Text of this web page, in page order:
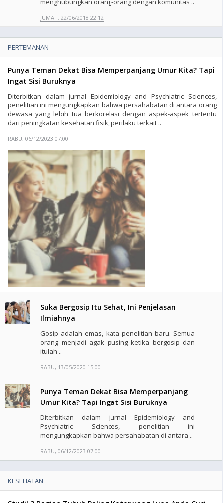
menghubungkan orang-orang dengan komunitas ..
JUMAT, 22/06/2018 22:12
PERTEMANAN
Punya Teman Dekat Bisa Memperpanjang Umur Kita? Tapi
Ingat Sisi Buruknya
Diterbitkan dalam jurnal Epidemiology and Psychiatric Sciences,
penelitian ini mengungkapkan bahwa persahabatan di antara orang
dewasa yang lebih tua berkorelasi dengan aspek-aspek tertentu
dari peningkatan kesehatan fisik, perilaku terkait ..
RABU, 06/12/2023 07:00
Suka Bergosip Itu Sehat, Ini Penjelasan
Ilmiahnya
Gosip adalah emas, kata penelitian baru. Semua
orang menjadi agak pusing ketika bergosip dan
itulah ..
RABU, 13/05/2020 15:00
Punya Teman Dekat Bisa Memperpanjang
Umur Kita? Tapi Ingat Sisi Buruknya
Diterbitkan dalam jurnal Epidemiology and
Psychiatric Sciences, penelitian ini
mengungkapkan bahwa persahabatan di antara ..
RABU, 06/12/2023 07:00
KESEHATAN